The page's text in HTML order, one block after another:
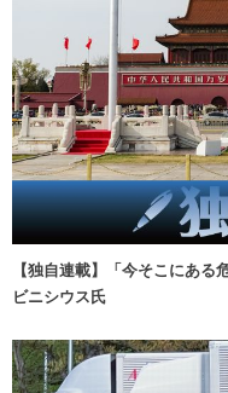
【独自連載】「今そこにあ
ビニシウス氏